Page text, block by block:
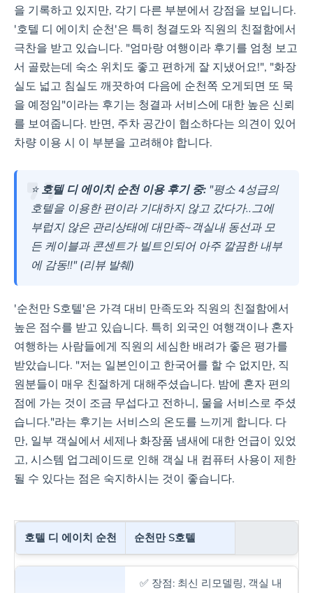
을 기록하고 있지만, 각기 다른 부분에서 강점을 보입니다.
'호텔 디 에이치 순천'은 특히 청결도와 직원의 친절함에서
극찬을 받고 있습니다. "엄마랑 여행이라 후기를 엄청 보고
서 골랐는데 숙소 위치도 좋고 편하게 잘 지냈어요!", "화장
실도 넓고 침실도 깨끗하여 다음에 순천쪽 오게되면 또 묵
을 예정임"이라는 후기는 청결과 서비스에 대한 높은 신뢰
를 보여줍니다. 반면, 주차 공간이 협소하다는 의견이 있어
차량 이용 시 이 부분을 고려해야 합니다.
⭐호텔 디 에이치 순천 이용 후기 중: "평소 4성급의
호텔을 이용한 편이라 기대하지 않고 갔다가..그에
부럽지 않은 관리상태에 대만족~객실내 동선과 모
든 케이블과 콘센트가 빌트인되어 아주 깔끔한 내부
에 감동!!" (리뷰 발췌)
'순천만 S호텔'은 가격 대비 만족도와 직원의 친절함에서
높은 점수를 받고 있습니다. 특히 외국인 여행객이나 혼자
여행하는 사람들에게 직원의 세심한 배려가 좋은 평가를
받았습니다. "저는 일본인이고 한국어를 할 수 없지만, 직
원분들이 매우 친절하게 대해주셨습니다. 밤에 혼자 편의
점에 가는 것이 조금 무섭다고 전하니, 물을 서비스로 주셨
습니다."라는 후기는 서비스의 온도를 느끼게 합니다. 다
만, 일부 객실에서 세제나 화장품 냄새에 대한 언급이 있었
고, 시스템 업그레이드로 인해 객실 내 컴퓨터 사용이 제한
될 수 있다는 점은 숙지하시는 것이 좋습니다.
호텔 디 에이치 순천 순천만 S호텔
✅ 장점: 최신 리모델링, 객실 내